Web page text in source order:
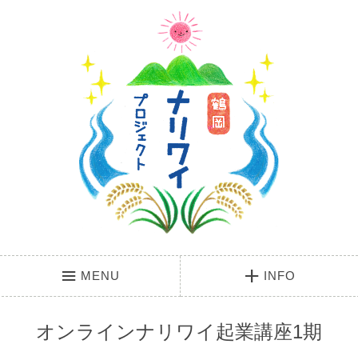
MENU INFO
オンラインナリワイ起業講座1期